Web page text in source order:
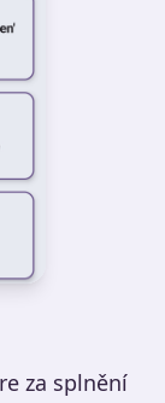
za splnění